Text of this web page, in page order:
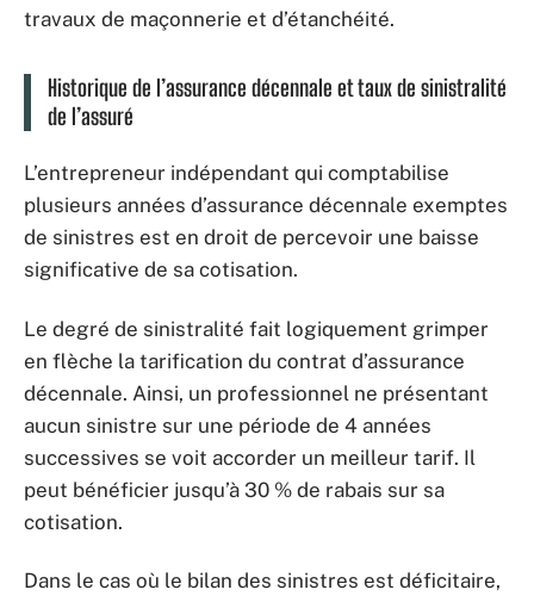
travaux de maçonnerie et d’étanchéité.
Historique de l’assurance décennale et taux de sinistralité
de l’assuré
L’entrepreneur indépendant qui comptabilise
plusieurs années d’assurance décennale exemptes
de sinistres est en droit de percevoir une baisse
significative de sa cotisation.
Le degré de sinistralité fait logiquement grimper
en flèche la tarification du contrat d’assurance
décennale. Ainsi, un professionnel ne présentant
aucun sinistre sur une période de 4 années
successives se voit accorder un meilleur tarif. Il
peut bénéficier jusqu’à 30 % de rabais sur sa
cotisation.
Dans le cas où le bilan des sinistres est déficitaire,